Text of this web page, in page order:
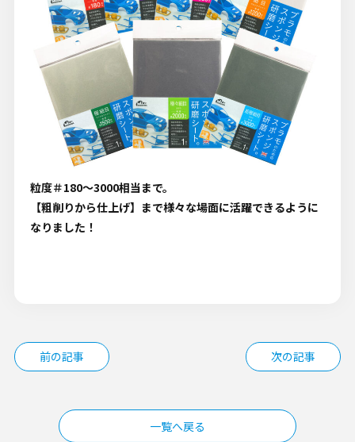
粒度＃180～3000相当まで。
【粗削りから仕上げ】まで様々な場面に活躍できるように
なりました！
投
稿
前の記事 次の記事
一覧へ戻る